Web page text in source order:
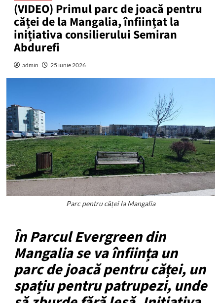
(VIDEO) Primul parc de joacă pentru
căței de la Mangalia, înființat la
inițiativa consilierului Semiran
Abdurefi
admin 25 iunie 2026
Parc pentru căței la Mangalia
În Parcul Evergreen din
Mangalia se va înființa un
parc de joacă pentru căței, un
spațiu pentru patrupezi, unde